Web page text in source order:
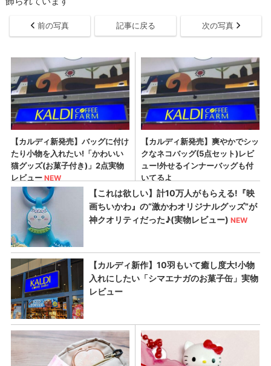
前の写真 記事に戻る 次の写真